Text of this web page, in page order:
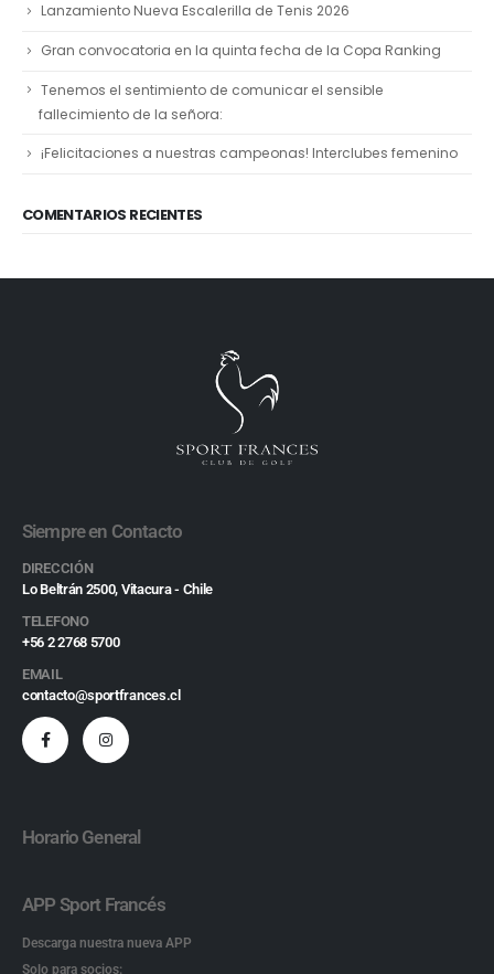
Lanzamiento Nueva Escalerilla de Tenis 2026
Gran convocatoria en la quinta fecha de la Copa Ranking
Tenemos el sentimiento de comunicar el sensible
fallecimiento de la señora:
¡Felicitaciones a nuestras campeonas! Interclubes femenino
COMENTARIOS RECIENTES
Siempre en Contacto
DIRECCIÓN
Lo Beltrán 2500, Vitacura - Chile
TELEFONO
+56 2 2768 5700
EMAIL
contacto@sportfrances.cl
Horario General
APP Sport Francés
Descarga nuestra nueva APP
Solo para socios: